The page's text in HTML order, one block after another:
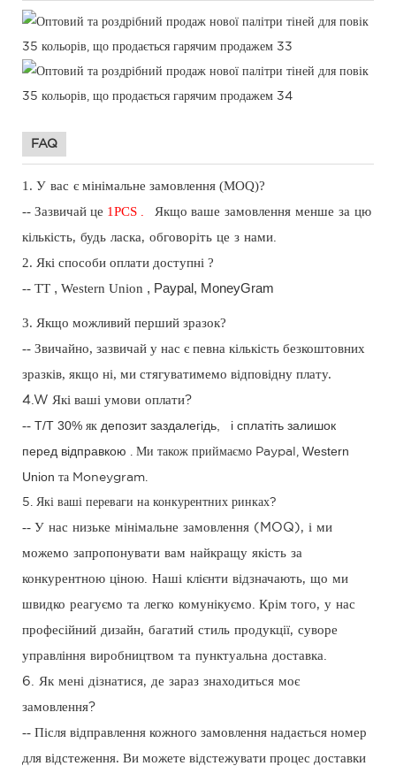
FAQ
1. У вас є мінімальне замовлення (MOQ)?
-- Зазвичай це 1PCS Якщо ваше замовлення менше за цю
кількість, будь ласка, обговоріть це з нами.
2. Які способи оплати доступні ?
-- TT , Western Union , Paypal, MoneyGram
3. Якщо можливий перший зразок?
-- Звичайно, зазвичай у нас є певна кількість безкоштовних
зразків, якщо ні, ми стягуватимемо відповідну плату.
4.W Які ваші умови оплати?
-- T/T 30% як депозит заздалегідь,
і сплатіть залишок
перед відправкою
Ми також приймаємо Paypal,
Western
Union та Moneygram.
5. Які ваші переваги на конкурентних ринках?
-- У нас низьке мінімальне замовлення (MOQ), і ми
можемо запропонувати вам найкращу якість за
конкурентною ціною. Наші клієнти відзначають, що ми
швидко реагуємо та легко комунікуємо. Крім того, у нас
професійний дизайн, багатий стиль продукції, суворе
управління виробництвом та пунктуальна доставка.
6. Як мені дізнатися, де зараз знаходиться моє
замовлення?
-- Після відправлення кожного замовлення надається номер
для відстеження. Ви можете відстежувати процес доставки